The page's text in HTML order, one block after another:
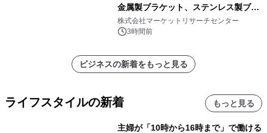
金属製ブラケット、ステンレス製ブラ
ケット、純チタン製ブラケット）・分
析レポートを発表
株式会社マーケットリサーチセンター
3時間前
ビジネスの新着をもっと見る
ライフスタイルの新着 もっと見る
主婦が「10時から16時まで」で働ける